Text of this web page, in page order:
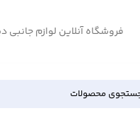
فروشگاه آنلاین لوازم جانبی